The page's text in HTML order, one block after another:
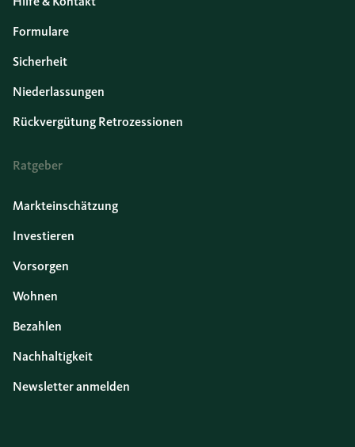
Formulare
Sicherheit
Niederlassungen
Rückvergütung Retrozessionen
Ratgeber
Markteinschätzung
Investieren
Vorsorgen
Wohnen
Bezahlen
Nachhaltigkeit
Newsletter anmelden